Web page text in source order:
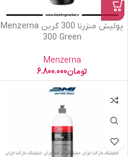
پولیش منزرنا 300 گرین Menzerna
300 Green
Menzerna
تومان6.800.000